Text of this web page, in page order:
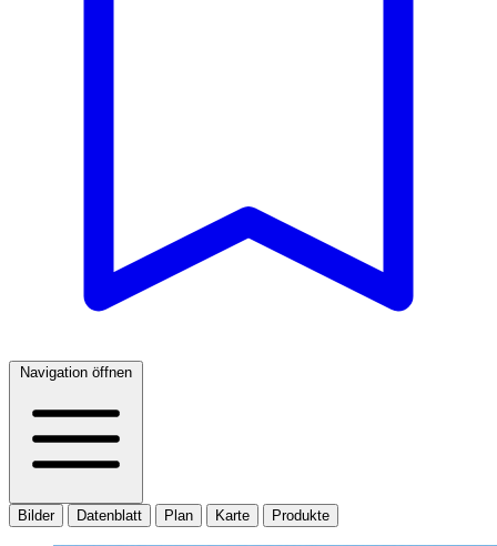
Navigation öffnen
Bilder Datenblatt Plan Karte Produkte